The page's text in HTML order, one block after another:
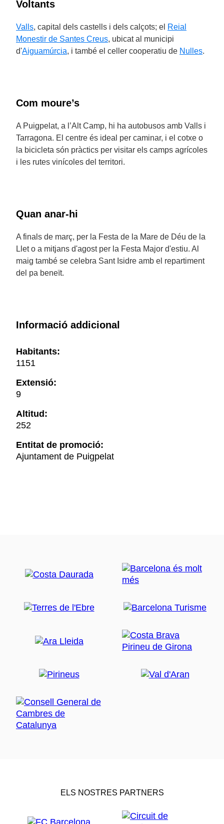
Voltants
Valls, capital dels castells i dels calçots; el Reial
Monestir de Santes Creus, ubicat al municipi
d'Aiguamúrcia, i també el celler cooperatiu de Nulles.
Com moure’s
A Puigpelat, a l’Alt Camp, hi ha autobusos amb Valls i
Tarragona. El centre és ideal per caminar, i el cotxe o
la bicicleta són pràctics per visitar els camps agrícoles
i les rutes vinícoles del territori.
Quan anar-hi
A finals de març, per la Festa de la Mare de Déu de la
Llet o a mitjans d'agost per la Festa Major d'estiu. Al
maig també se celebra Sant Isidre amb el repartiment
del pa beneït.
Informació addicional
Habitants:
1151
Extensió:
9
Altitud:
252
Entitat de promoció:
Ajuntament de Puigpelat
ELS NOSTRES PARTNERS